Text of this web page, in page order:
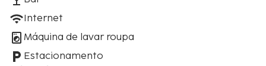
Internet
Máquina de lavar roupa
Estacionamento